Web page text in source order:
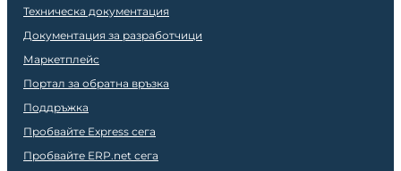
Техническа документация
Документация за разработчици
Маркетплейс
Портал за обратна връзка
Поддръжка
Пробвайте Express сега
Пробвайте ERP.net сега